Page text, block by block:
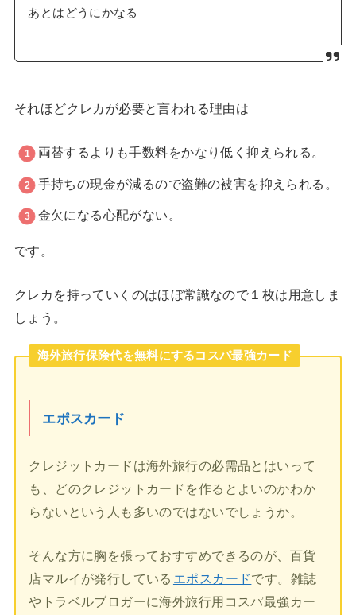
あとはどうにかなる
それほどクレカが必要と言われる理由は
両替するよりも手数料をかなり低く抑えられる。
手持ちの現金が減るので盗難の被害を抑えられる。
金欠になる心配がない。
です。
クレカを持っていくのはほぼ常識なので１枚は用意しま
しょう。
海外旅行保険代を無料にするコスパ最強カード
エポスカード
クレジットカードは海外旅行の必需品とはいって
も、どのクレジットカードを作るとよいのかわか
らないという人も多いのではないでしょうか。
そんな方に胸を張っておすすめできるのが、百貨
店マルイが発行している エポスカードです。雑誌
やトラベルブロガーに海外旅行用コスパ最強カー